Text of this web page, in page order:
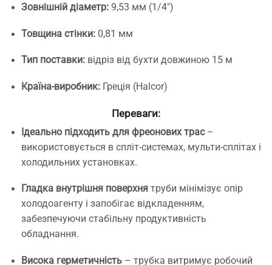
Зовнішній діаметр: 9,53 мм (1/4″)
Товщина стінки: 0,81 мм
Тип поставки: відріз від бухти довжиною 15 м
Країна-виробник: Греція (Halcor)
Переваги:
Ідеально підходить для фреонових трас–
використовується в спліт-системах, мульти-сплітах і
холодильних установках.
Гладка внутрішня поверхня труби мінімізує опір
холодоагенту і запобігає відкладенням,
забезпечуючи стабільну продуктивність
обладнання.
Висока герметичність – трубка витримує робочий